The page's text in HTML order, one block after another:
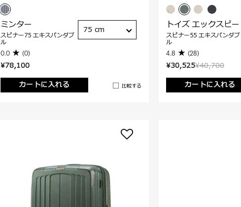
¥78,100
カートに入れる
比較する
ミンター
スピナー75 エキスパンダブ
ル
0.0 (0)
75 cm
¥40,700
¥30,525
カートに入れる
トイズ エックスピー
スピナー55 エキスパンダブ
ル
4.8 (28)